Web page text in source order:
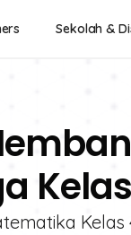
Sekolah &